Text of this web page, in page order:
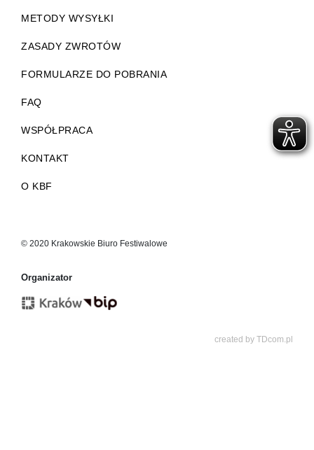
METODY WYSYŁKI
ZASADY ZWROTÓW
FORMULARZE DO POBRANIA
FAQ
WSPÓŁPRACA
KONTAKT
O KBF
© 2020 Krakowskie Biuro Festiwalowe
Organizator
created by TDcom.pl